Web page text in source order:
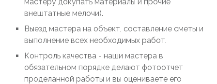
внештатные мелочи).
Выезд мастера на объект, составление сметы и
выполнение всех необходимых работ.
Контроль качества - наши мастера в
обязательном порядке делают фотоотчет
проделанной работы и вы оцениваете его